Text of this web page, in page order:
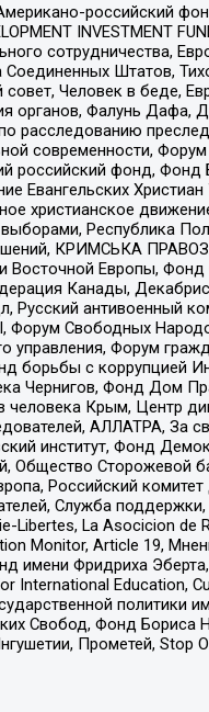
российский
INVESTMENT
сотрудничества,
Штатов,
Человек в беде,
органов, Фалунь Дафа,
расследованию
современности, Форум
российский фонд, Фонд
Евангельских Христиан
христианское
Республика
КРИМСЬКА
Восточной Европы,
Канады,
Русский антивоенный
Форум Свободных
управления, Форум
борьбы с коррупцией
Чернигов, Фонд Дом
человека Крым, Центр
АЛЛАТРА, За
институт, Фонд
Общество Сторожевой
Российский комитет
Служба
Libertes, La Asocicion de
Monitor, Article 19,
имени Фридриха
International Education,
политики
Свобод, Фонд Бориса
Прометей, Stop